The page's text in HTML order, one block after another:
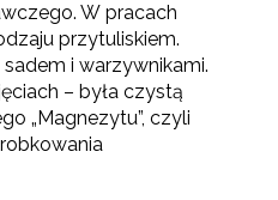
W pracach
przytuliskiem.
i warzywnikami.
– była czystą
„Magnezytu”, czyli